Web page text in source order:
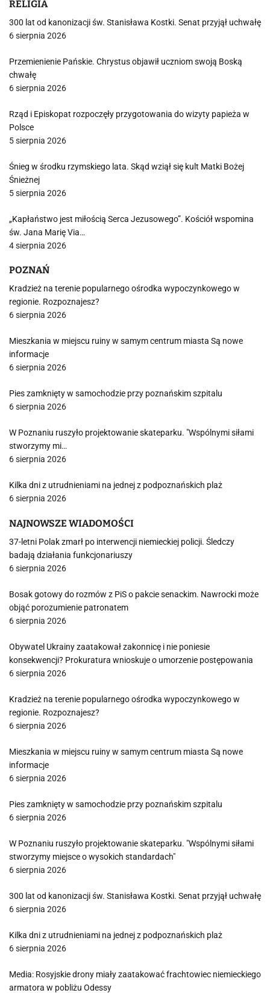
RELIGIA
300 lat od kanonizacji św. Stanisława Kostki. Senat przyjął uchwałę
6 sierpnia 2026
Przemienienie Pańskie. Chrystus objawił uczniom swoją Boską
chwałę
6 sierpnia 2026
Rząd i Episkopat rozpoczęły przygotowania do wizyty papieża w
Polsce
5 sierpnia 2026
Śnieg w środku rzymskiego lata. Skąd wziął się kult Matki Bożej
Śnieżnej
5 sierpnia 2026
„Kapłaństwo jest miłością Serca Jezusowego”. Kościół wspomina
św. Jana Marię Via…
4 sierpnia 2026
POZNAŃ
Kradzież na terenie popularnego ośrodka wypoczynkowego w
regionie. Rozpoznajesz?
6 sierpnia 2026
Mieszkania w miejscu ruiny w samym centrum miasta Są nowe
informacje
6 sierpnia 2026
Pies zamknięty w samochodzie przy poznańskim szpitalu
6 sierpnia 2026
W Poznaniu ruszyło projektowanie skateparku. "Wspólnymi siłami
stworzymy mi…
6 sierpnia 2026
Kilka dni z utrudnieniami na jednej z podpoznańskich plaż
6 sierpnia 2026
NAJNOWSZE WIADOMOŚCI
37-letni Polak zmarł po interwencji niemieckiej policji. Śledczy
badają działania funkcjonariuszy
6 sierpnia 2026
Bosak gotowy do rozmów z PiS o pakcie senackim. Nawrocki może
objąć porozumienie patronatem
6 sierpnia 2026
Obywatel Ukrainy zaatakował zakonnicę i nie poniesie
konsekwencji? Prokuratura wnioskuje o umorzenie postępowania
6 sierpnia 2026
Kradzież na terenie popularnego ośrodka wypoczynkowego w
regionie. Rozpoznajesz?
6 sierpnia 2026
Mieszkania w miejscu ruiny w samym centrum miasta Są nowe
informacje
6 sierpnia 2026
Pies zamknięty w samochodzie przy poznańskim szpitalu
6 sierpnia 2026
W Poznaniu ruszyło projektowanie skateparku. "Wspólnymi siłami
stworzymy miejsce o wysokich standardach"
6 sierpnia 2026
300 lat od kanonizacji św. Stanisława Kostki. Senat przyjął uchwałę
6 sierpnia 2026
Kilka dni z utrudnieniami na jednej z podpoznańskich plaż
6 sierpnia 2026
Media: Rosyjskie drony miały zaatakować frachtowiec niemieckiego
armatora w pobliżu Odessy